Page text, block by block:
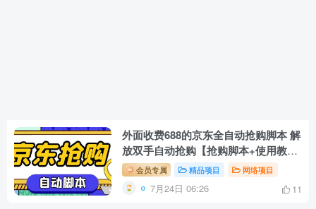
外面收费688的京东全自动抢购脚本 解
放双手自动抢购【抢购脚本+使用教
程】会员专属 精品项目 网络项目
7月24日 06:26 11